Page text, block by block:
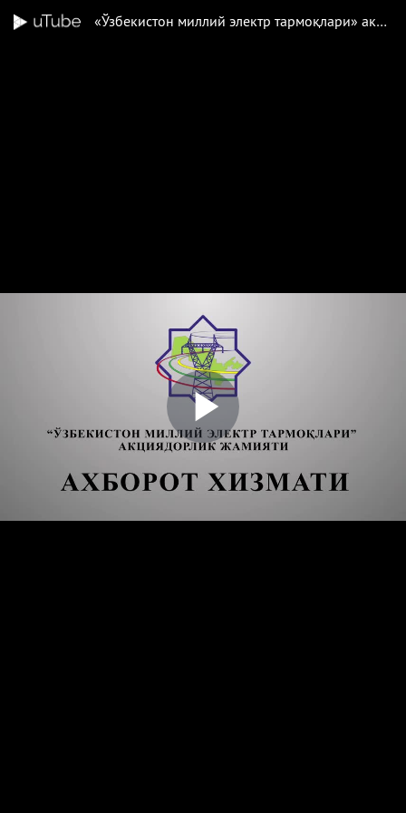
«Ўзбекистон миллий электр тармоқлари» акциядорлик жамияти «Ўзэкспомарказ” кўргазмалар мажмуасида ўз ишини бошлаган «Республика тармоқлараро саноат ярмаркаси»да иштирок этмоқда
Play
Video